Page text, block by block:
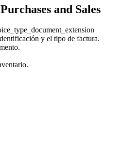
and Sales
y el tipo de factura.